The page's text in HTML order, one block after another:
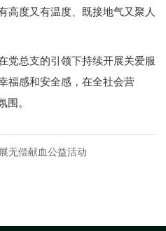
高度又有温度、既接地气又聚人
党总支的引领下持续开展关爱服
福感和安全感，在全社会营
围。
无偿献血公益活动